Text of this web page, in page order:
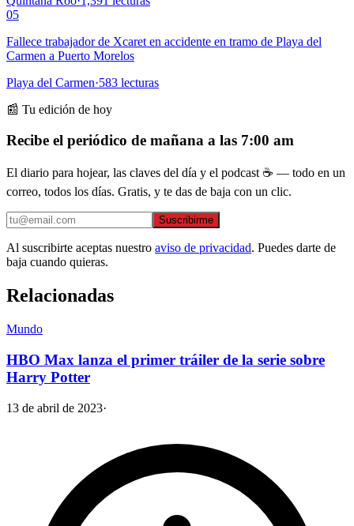
05
Fallece trabajador de Xcaret en accidente en tramo de Playa del
Carmen a Puerto Morelos
Playa del Carmen·583 lecturas
📰 Tu edición de hoy
Recibe el periódico de mañana a las 7:00 am
El diario para hojear, las claves del día y el podcast ☕ — todo en un
correo, todos los días. Gratis, y te das de baja con un clic.
Suscribirme
Al suscribirte aceptas nuestro aviso de privacidad. Puedes darte de
baja cuando quieras.
Relacionadas
Mundo
HBO Max lanza el primer tráiler de la serie sobre
Harry Potter
13 de abril de 2023·